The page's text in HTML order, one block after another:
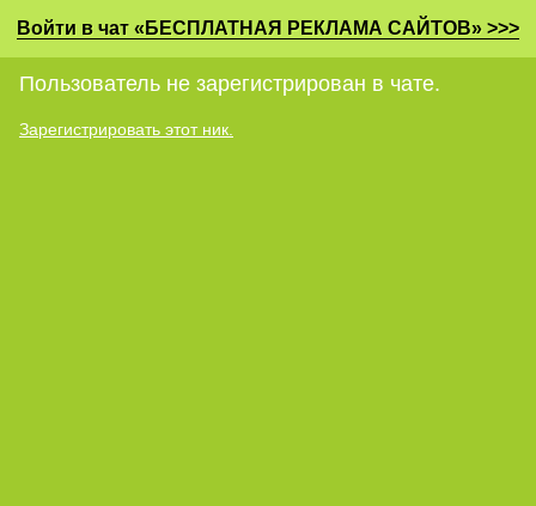
Войти в чат «БЕСПЛАТНАЯ РЕКЛАМА САЙТОВ» >>>
Пользователь не зарегистрирован в чате.
Зарегистрировать этот ник.